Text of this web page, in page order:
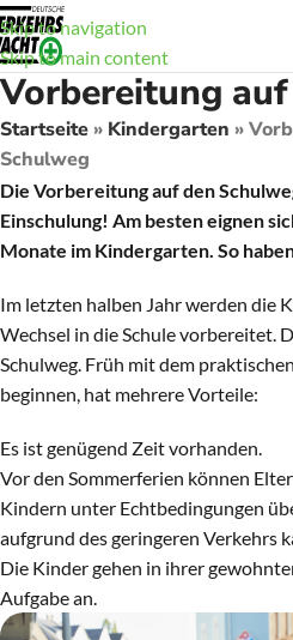
Skip to navigation
Skip to main content
Vorbereitung
Startseite» Kindergarten »
Schulweg
Die Vorbereitung auf den
Einschulung! Am besten eignen
Monate im Kindergarten. So
Im letzten halben Jahr werden die
Wechsel in die Schule vorbereitet.
Schulweg. Früh mit dem
beginnen, hat mehrere Vorteile:
Es ist genügend Zeit vorhanden.
Vor den Sommerferien können
Kindern unter Echtbedingungen
aufgrund des geringeren Verkehrs
Die Kinder gehen in ihrer
Aufgabe an.